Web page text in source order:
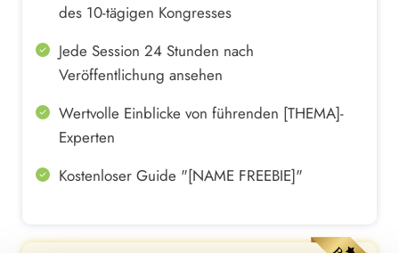
des 10-tägigen Kongresses
Jede Session 24 Stunden nach
Veröffentlichung ansehen
Wertvolle Einblicke von führenden [THEMA]-
Experten
Kostenloser Guide "[NAME FREEBIE]"